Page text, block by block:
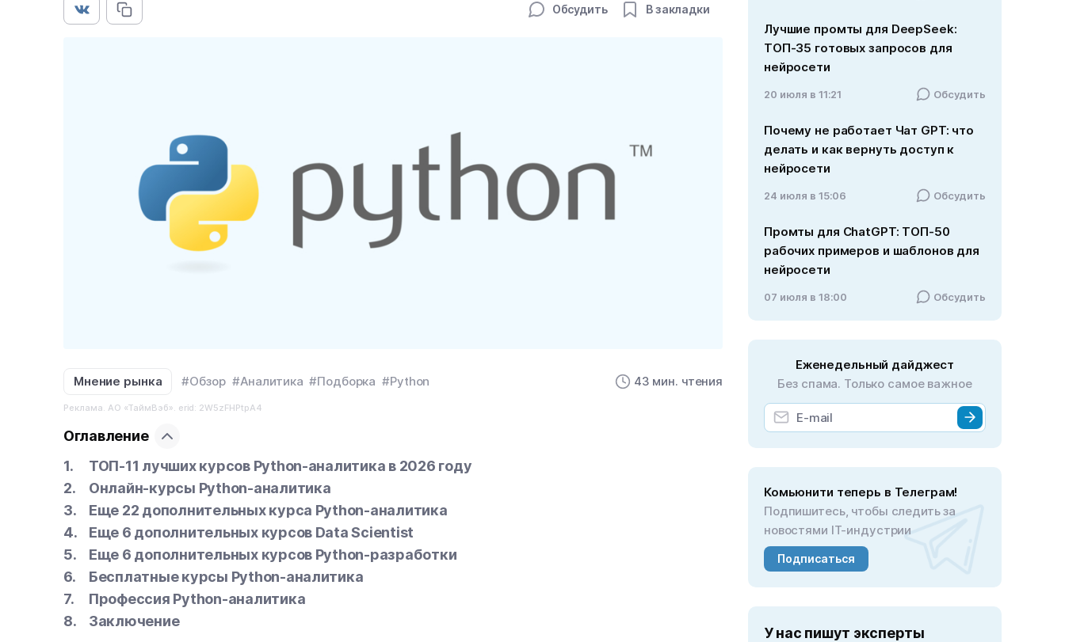
Обсудить В закладки
Мнение рынка #Обзор #Аналитика #Подборка #Python 43 мин. чтения
Реклама. АО «ТаймВэб». erid: 2W5zFHPtpA4
Оглавление
ТОП-11 лучших курсов Python-аналитика в 2026 году
Онлайн-курсы Python-аналитика
Еще 22 дополнительных курса Python-аналитика
Еще 6 дополнительных курсов Data Scientist
Еще 6 дополнительных курсов Python-разработки
Бесплатные курсы Python-аналитика
Профессия Python-аналитика
Заключение
Лучшие промты для DeepSeek:
ТОП-35 готовых запросов для
нейросети
20 июля в 11:21 Обсудить
Почему не работает Чат GPT: что
делать и как вернуть доступ к
нейросети
24 июля в 15:06 Обсудить
Промты для ChatGPT: ТОП-50
рабочих примеров и шаблонов для
нейросети
07 июля в 18:00 Обсудить
Еженедельный дайджест
Без спама. Только самое важное
Комьюнити теперь в Телеграм!
Подпишитесь, чтобы следить за
новостями IT-индустрии
Подписаться
У нас пишут эксперты